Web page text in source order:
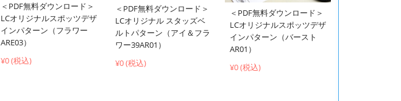
＜PDF無料ダウンロード＞
LCオリジナルスポッツデザ
インパターン（フラワー
ARE03）
¥0 (税込)
＜PDF無料ダウンロード＞
LCオリジナル スタッズベ
ルトパターン（アイ＆フラ
ワー39AR01）
¥0 (税込)
＜PDF無料ダウンロード＞
LCオリジナルスポッツデザ
インパターン（バースト
AR01）
¥0 (税込)